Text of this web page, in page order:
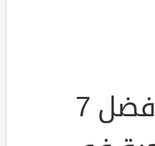
تعرف على افضل 7